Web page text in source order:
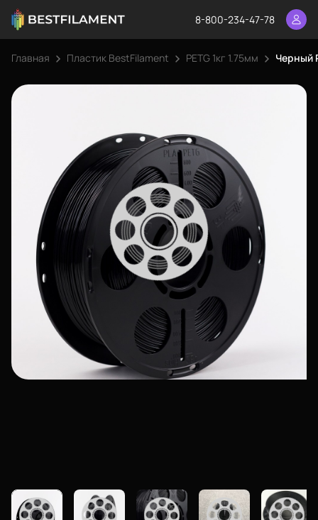
8-800-234-47-78
Главная Пластик BestFilament PETG 1кг 1.75мм Черный